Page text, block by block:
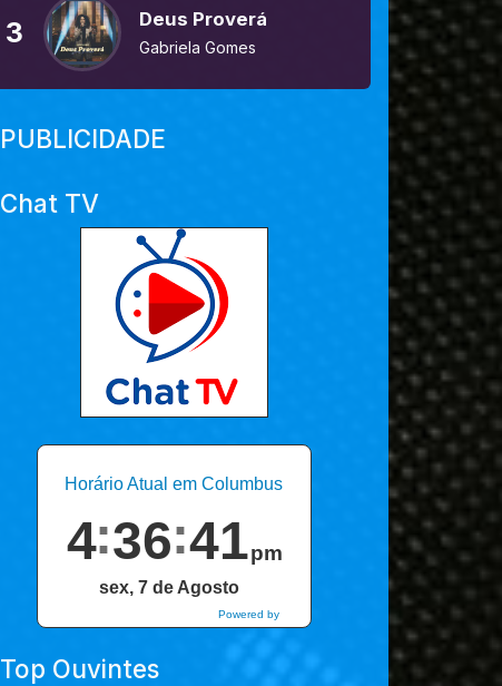
3 Deus Proverá
Gabriela Gomes
PUBLICIDADE
Chat TV
Powered by
DaysPedia.com
Horário Atual em Columbus
4 36 43pm
sex, 7 de Agosto
Top Ouvintes